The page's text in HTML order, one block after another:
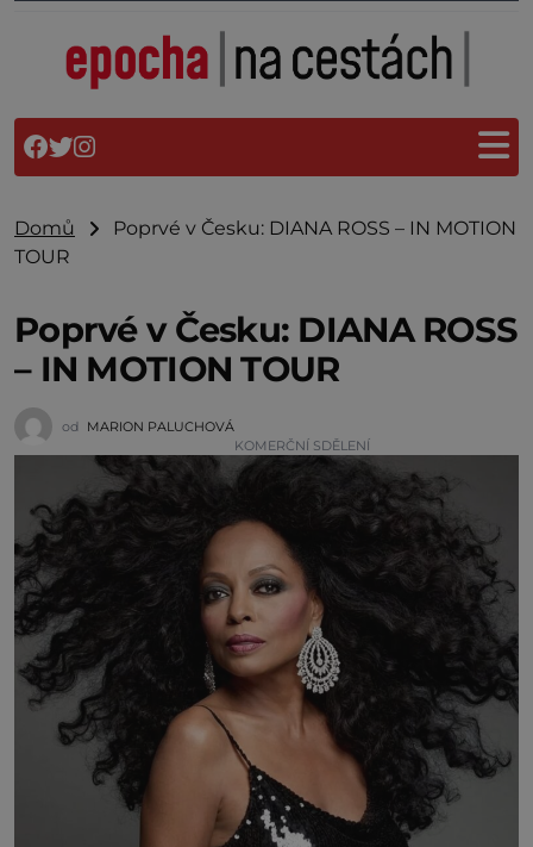
Domů
Poprvé v Česku: DIANA ROSS – IN MOTION
TOUR
Poprvé v Česku: DIANA ROSS
– IN MOTION TOUR
od MARION PALUCHOVÁ
KOMERČNÍ SDĚLENÍ